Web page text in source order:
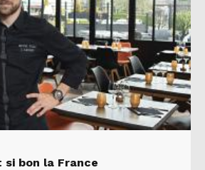
si bon la France